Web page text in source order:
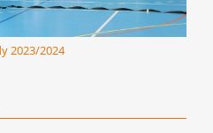
2023/2024